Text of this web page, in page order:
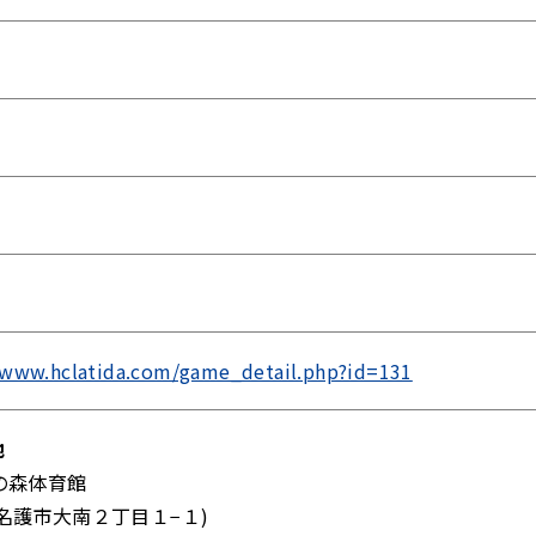
game_detail.php?id=131
森体育館
護市大南２丁目１−１)